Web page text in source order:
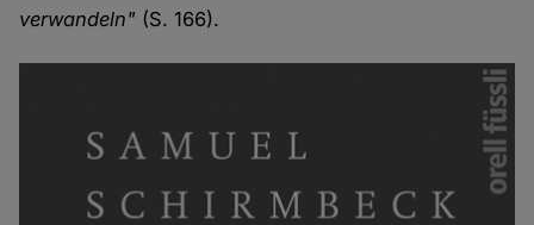
verwandeln" (S. 166).